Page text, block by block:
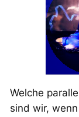
Welche
sind wir,